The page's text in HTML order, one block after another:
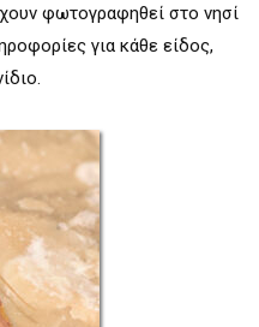
φωτογραφηθεί στο νησί
για κάθε είδος,